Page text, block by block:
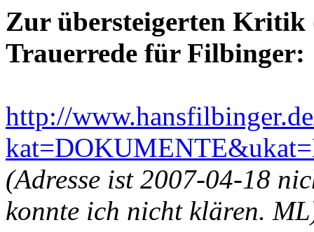
Zur übersteigerten Kritik
Trauerrede für Filbinger:
http://
(Adresse ist 2007-04-18
konnte ich nicht klären.